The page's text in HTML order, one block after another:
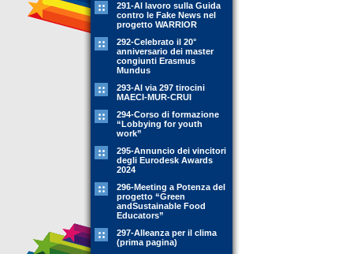
291-Al lavoro sulla Guida
contro le Fake News nel
progetto WARRIOR
292-Celebrato il 20°
anniversario dei master
congiunti Erasmus
Mundus
293-Al via 297 tirocini
MAECI-MUR-CRUI
294-Corso di formazione
“Lobbying for youth
work”
295-Annuncio dei vincitori
degli Eurodesk Awards
2024
296-Meeting a Potenza del
progetto “Green
andSustainable Food
Educators”
297-Alleanza per il clima
(prima pagina)